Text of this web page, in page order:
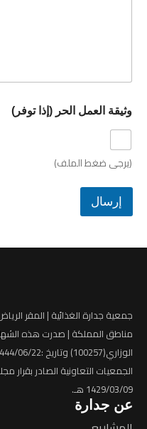
وثيقة العمل الحر (إذا توفر)
(يرجى ضغط الملف)
إرسال
جمعية ﺟﺪارة اﻟﻐﺬاﺋﯿﺔ | المقر
مناطق المملكة | ﺻﺪرت هذه
1429/03/09 هـ.
عن جدارة